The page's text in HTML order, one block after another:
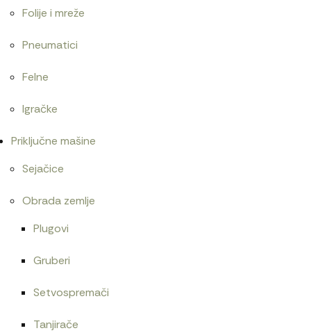
Folije i mreže
Pneumatici
Felne
Igračke
Priključne mašine
Sejačice
Obrada zemlje
Plugovi
Gruberi
Setvospremači
Tanjirače